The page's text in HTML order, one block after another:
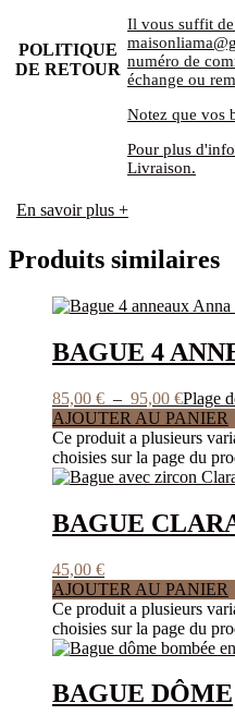
POLITIQUE
DE RETOUR
Il vous suffit
numéro de
échange ou
Notez que vos
Pour plus
Livraison.
En savoir plus +
Produits similaires
BAGUE 4
85,00 € – 95,00 €Plage
AJOUTER AU PANIER
Ce produit a plusieurs
choisies sur la page du
BAGUE
45,00 €
AJOUTER AU PANIER
Ce produit a plusieurs
choisies sur la page du
BAGUE DÔME